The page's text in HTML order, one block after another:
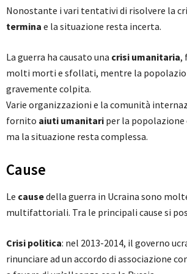
Nonostante i vari tentativi di risolvere la
termina e la situazione resta incerta.
La guerra ha causato una crisi umanitaria,
molti morti e sfollati, mentre la
gravemente colpita.
Varie organizzazioni e la comunità
fornito aiuti umanitari per la
ma la situazione resta complessa.
Cause
Le causedella guerra in Ucraina sono
multifattoriali. Tra le principali cause si
Crisi politica: nel 2013-2014, il governo
rinunciare ad un accordo di associazione